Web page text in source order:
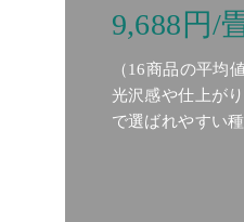
9,688円/
（16商品の平均値
光沢感や仕上が
で選ばれやすい種